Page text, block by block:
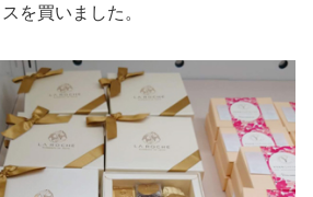
を買いました。